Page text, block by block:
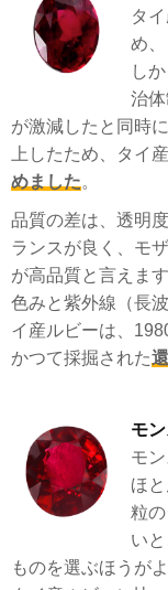
タ
め
し
治
が激減したと同時
上したため、タイ
めました。
品質の差は、透明
ランスが良く、モ
が高品質と言えま
色みと紫外線（長
イ産ルビーは、
かつて採掘された
モ
モ
ほ
粒
い
ものを選ぶほうが